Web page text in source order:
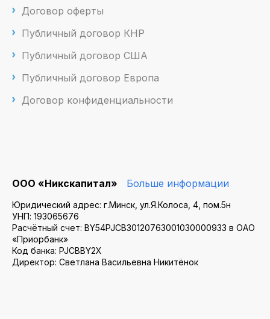
Договор оферты
Публичный договор КНР
Публичный договор США
Публичный договор Европа
Договор конфиденциальности
ООО «Никскапитал» Больше информации
Юридический адрес: г.Минск, ул.Я.Колоса, 4, пом.5н
УНП: 193065676
Расчётный счет: BY54PJCB30120763001030000933 в ОАО
«Приорбанк»
Код банка: PJCBBY2X
Директор: Светлана Васильевна Никитёнок